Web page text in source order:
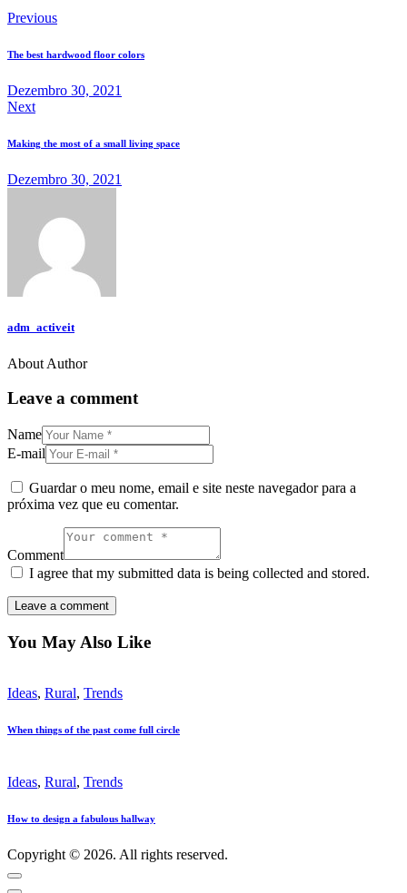
Previous
The best hardwood floor colors
Dezembro 30, 2021
Next
Making the most of a small living space
Dezembro 30, 2021
adm_activeit
About Author
Leave a comment
Name
E-mail
Guardar o meu nome, email e site neste navegador para a
próxima vez que eu comentar.
Comment
I agree that my submitted data is being collected and stored.
You May Also Like
Ideas, Rural, Trends
When things of the past come full circle
Ideas, Rural, Trends
How to design a fabulous hallway
Copyright © 2026. All rights reserved.